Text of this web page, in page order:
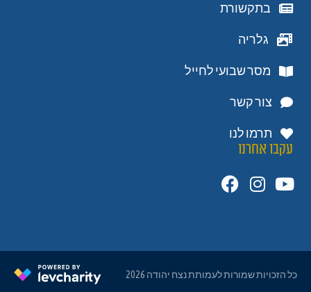
בתקשורת
גלריה
מסר שבועי לחייל
צור קשר
תרמו לנו
עקבו אחרנו
כל הזכויות שמורות לעמותת נצח יהודה 2026